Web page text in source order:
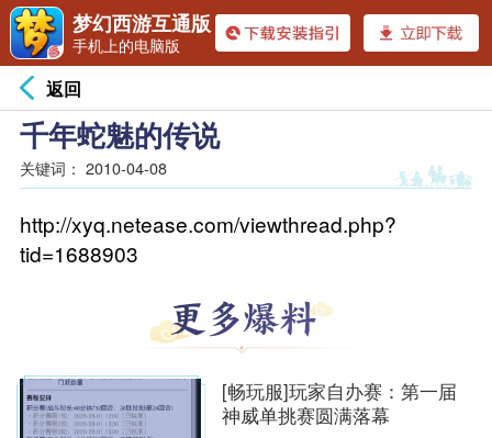
返回
千年蛇魅的传说
关键词： 2010-04-08
http://xyq.netease.com/viewthread.php?
tid=1688903
[畅玩服]玩家自办赛：第一届
神威单挑赛圆满落幕
梦幻西游互通版
手机上的电脑版